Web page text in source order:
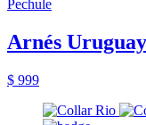
Pechule
Arnés Uruguay
$ 999